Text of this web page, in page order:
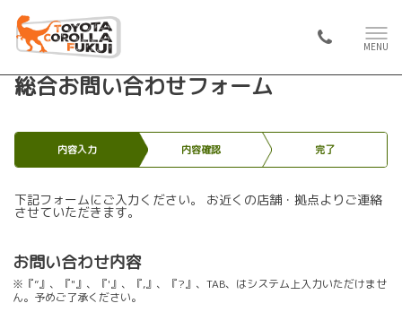
MENU
総合お問い合わせフォーム
内容入力 内容確認 完了
下記フォームにご入力ください。 お近くの店舗・拠点よりご連絡
させていただきます。
お問い合わせ内容
※『”』、『"』、『'』、『,』、『?』、TAB、はシステム上入力いただけませ
ん。予めご了承ください。